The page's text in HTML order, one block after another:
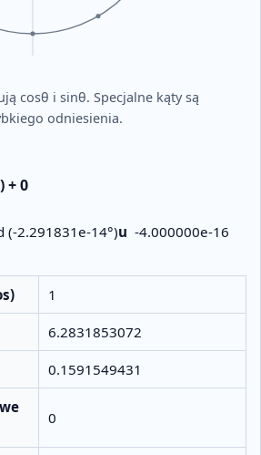
cosθ i sinθ. Specjalne kąty są
odniesienia.
+ 0
(-2.291831e-14°)u -4.000000e-16
z przekształcenia
1
6.2831853072
0.1591549431
0